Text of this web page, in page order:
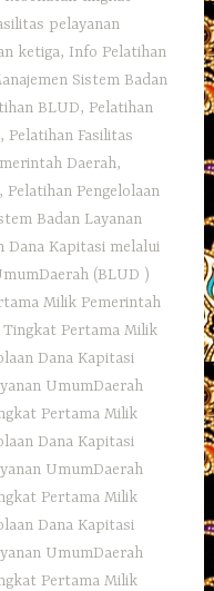
pelayanan
ketiga, Info Pelatihan
Sistem Badan
BLUD, Pelatihan
, Pelatihan Fasilitas
Daerah,
, Pelatihan Pengelolaan
Badan Layanan
Dana Kapitasi melalui
(BLUD )
Milik Pemerintah
Tingkat Pertama Milik
Dana Kapitasi
UmumDaerah
Pertama Milik
Dana Kapitasi
UmumDaerah
Pertama Milik
Dana Kapitasi
UmumDaerah
Pertama Milik